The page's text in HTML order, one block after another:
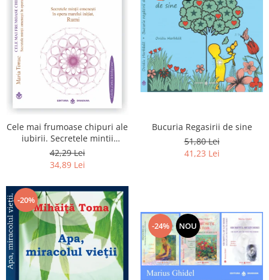
Cele mai frumoase chipuri ale
iubirii. Secretele mintii
omenesti in opera marelui
initiat, Rumi
42,29 Lei
34,89 Lei
Bucuria Regasirii de sine
51,80 Lei
41,23 Lei
-20%
-24% NOU